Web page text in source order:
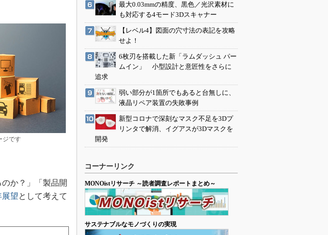
ジです
か？」「製品開
展望として考えて
最大0.03mmの精度、黒色／光沢素材に
も対応する4モード3Dスキャナー
【レベル4】図面の穴寸法の表記を攻略
せよ！
6枚刃を搭載した新「ラムダッシュ パー
ムイン」 小型設計と意匠性をさらに
追求
弱い部分が1箇所でもあると台無しに、
液晶リペア装置の失敗事例
新型コロナで深刻なマスク不足を3Dプ
リンタで解消、イグアスが3Dマスクを
開発
コーナーリンク
MONOistリサーチ ～読者調査レポートまとめ～
サステナブルなモノづくりの実現